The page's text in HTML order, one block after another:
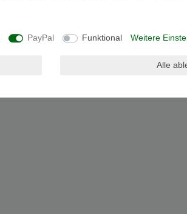
PayPal Funktional Weitere
Alle